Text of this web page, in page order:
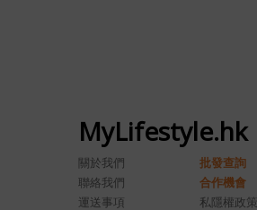
MyLifestyle.hk
關於我們
批發查詢
聯絡我們
合作機會
運送事項
私隱權政策